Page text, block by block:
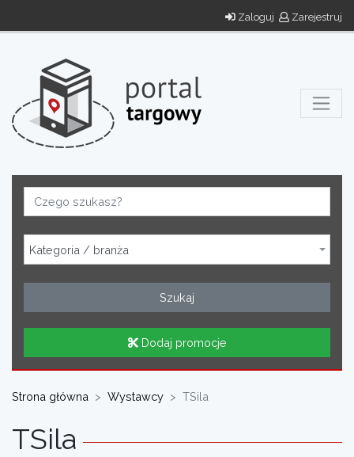
Zaloguj Zarejestruj
Kategoria / branża
Szukaj
Dodaj promocje
Strona główna Wystawcy TSila
TSila